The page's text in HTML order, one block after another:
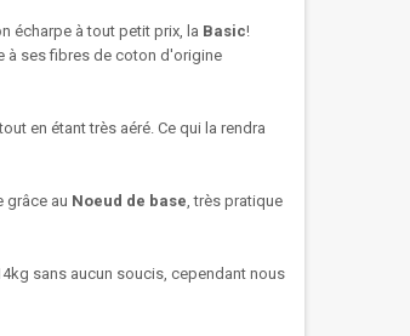
écharpe à tout petit prix, la Basic!
à ses fibres de coton d'origine
en étant très aéré. Ce qui la rendra
grâce au Noeud de base, très pratique
sans aucun soucis, cependant nous